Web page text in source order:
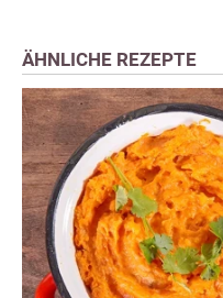
ÄHNLICHE REZEPTE